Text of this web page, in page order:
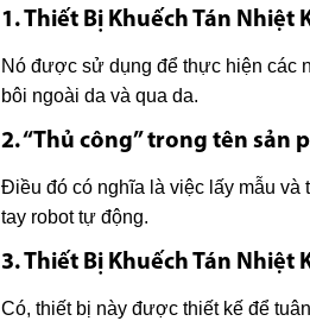
1. Thiết Bị Khuếch Tán Nhiệt
Nó được sử dụng để thực hiện các
bôi ngoài da và qua da.
2. “Thủ công” trong tên sản
Điều đó có nghĩa là việc lấy mẫu
tay robot tự động.
3. Thiết Bị Khuếch Tán
Có, thiết bị này được thiết kế để